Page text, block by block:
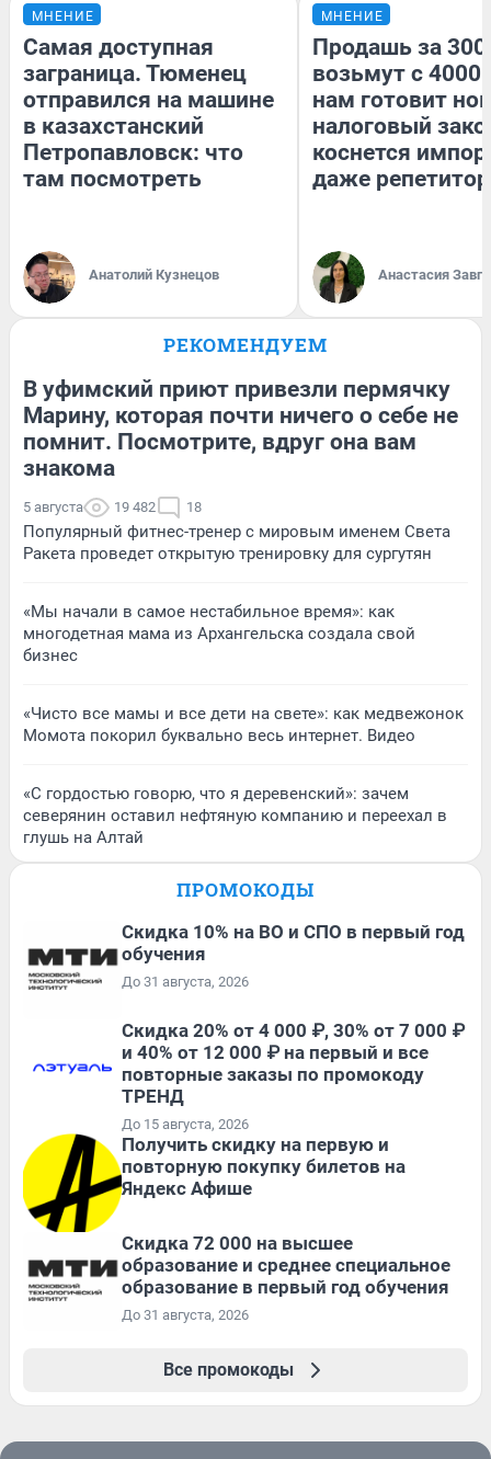
МНЕНИЕ
Самая доступная
заграница. Тюменец
отправился на машине
в казахстанский
Петропавловск: что
там посмотреть
Анатолий Кузнецов
МНЕНИЕ
Продашь за
возьмут с
нам готовит
налоговый
коснется
даже
Анастасия
РЕКОМЕНДУЕМ
В уфимский приют привезли пермячку
Марину, которая почти ничего о себе не
помнит. Посмотрите, вдруг она вам
знакома
5 августа 19 482 18
Популярный фитнес-тренер с мировым именем Света
Ракета проведет открытую тренировку для сургутян
«Мы начали в самое нестабильное время»: как
многодетная мама из Архангельска создала свой
бизнес
«Чисто все мамы и все дети на свете»: как медвежонок
Момота покорил буквально весь интернет. Видео
«С гордостью говорю, что я деревенский»: зачем
северянин оставил нефтяную компанию и переехал в
глушь на Алтай
ПРОМОКОДЫ
Скидка 10% на ВО и СПО в первый год
обучения
До 31 августа, 2026
Скидка 20% от 4 000 ₽, 30% от 7 000 ₽
и 40% от 12 000 ₽ на первый и все
повторные заказы по промокоду
ТРЕНД
До 15 августа, 2026
Получить скидку на первую и
повторную покупку билетов на
Яндекс Афише
Скидка 72 000 на высшее
образование и среднее специальное
образование в первый год обучения
До 31 августа, 2026
Все промокоды